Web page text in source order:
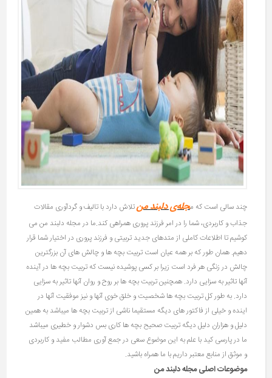
چند سالی است که مجله‌ی دلبند منتلاش دارد با تالیف و گردآوری مقالات
جذاب و کاربردی، شما را در امر فرزند پروری همراهی کند.ما در مجله دلبند من می
کوشیم تا اطلاعات کاملی از متدهای جدید تربیتی و فرزند پروری در اختیار شما قرار
دهیم. همان طور که بر همه عیان است تربیت بچه ها و چالش های آن بزرگترین
چالش در زنگی هر فرد است زیرا بر کسی پوشیده نیست که تربیت بچه ها در آینده
آنها تاثیر به سزایی دارد. همچنین تربیت بچه ها بر روح و روان آنها تاثیر به سزایی
دارد. به طور کل تربیت بچه ها شخصیت و خلق خوی آنها و نیز موفقیت آنها در
اینده و خیلی از فاکتور های دیگه مستقیما ناشی از تربیت بچه ها میباشد به همین
دلیل و هزاران دلیل دیگه تربیت صحیح بچه ها کاری بس دشوار و خطیری میباشد
ما در پارسی کید با علم به این موضوع سعی در جمع آوری مطالب مفید و کاربردی
و موثق از منابع معتبر داریم با ما همراه باشید.
موضوعات اصلی مجله دلبند من